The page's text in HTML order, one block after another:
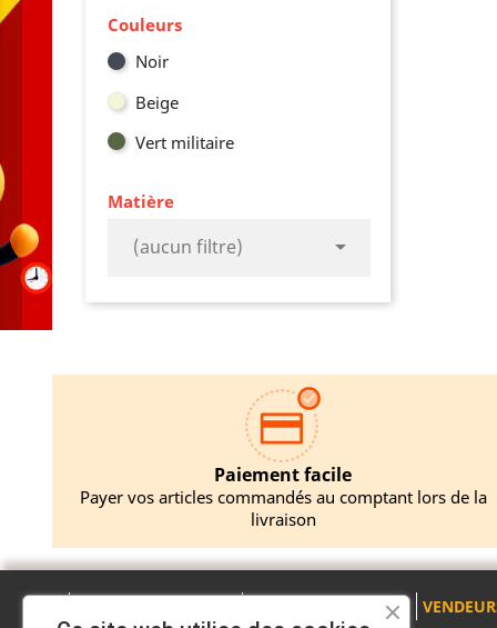
Couleurs
Noir
Beige
Vert militaire
Matière
(aucun filtre) 
Paiement facile
Payer vos articles commandés au comptant lors de la
livraison